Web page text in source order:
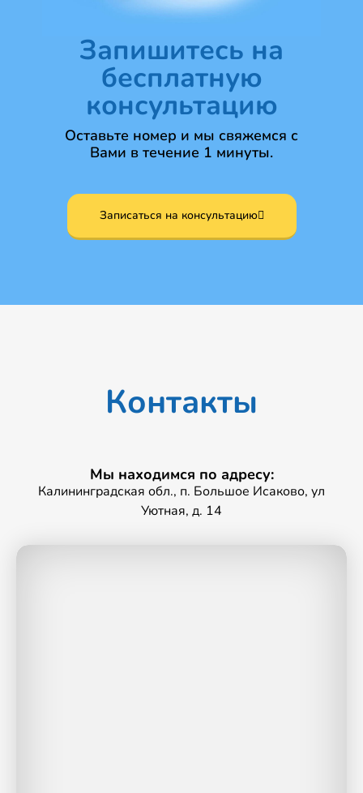
Запишитесь на
бесплатную
консультацию
Оставьте номер и мы свяжемся с
Вами в течение 1 минуты.
Записаться на консультацию
Контакты
Мы находимся по адресу:
Калининградская обл., п. Большое Исаково, ул
Уютная, д. 14